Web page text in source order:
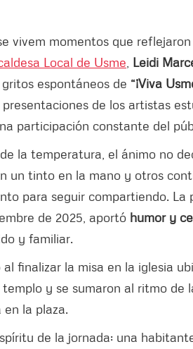
vivem momentos que
Local de Usme Leidi
espontáneos de “¡Viva
de los artistas
participación constante del
de la temperatura, el ánimo no
un tinto en la mano y otros
para seguir compartiendo. La
de 2025, aportó humor y
y familiar.
finalizar la misa en la iglesia
y se sumaron al ritmo de
la plaza.
de la jornada: una